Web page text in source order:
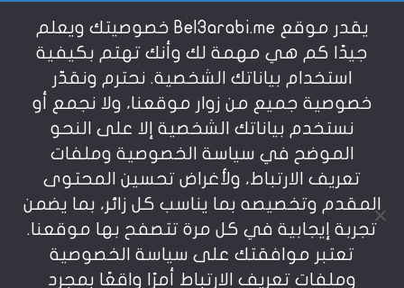
شروط الاستخدام
سياسة الخصوصية
عن بالعربي
يقدر موقع Bel3arabi.me خصوصيتك ويعلم
جيدًا كم هي مهمة لك وأنك تهتم بكيفية
استخدام بياناتك الشخصية. نحترم ونقدّر
خصوصية جميع من زوار موقعنا، ولا نجمع أو
نستخدم بياناتك الشخصية إلا على النحو
الموضح في سياسة الخصوصية وملفات
تعريف الارتباط، ولأغراض تحسين المحتوى
المقدم وتخصيصه بما يناسب كل زائر، بما يضمن
تجربة إيجابية في كل مرة تتصفح بها موقعنا.
تعتبر موافقتك على سياسة الخصوصية
وملفات تعريف الارتباط أمرًا واقعًا بمجرد